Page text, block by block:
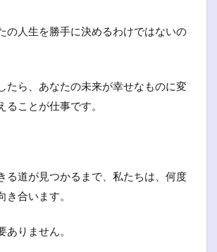
の人生を勝手に決めるわけではないの
たら、あなたの未来が幸せなものに変
ることが仕事です。
る道が見つかるまで、私たちは、何度
き合います。
ありません。